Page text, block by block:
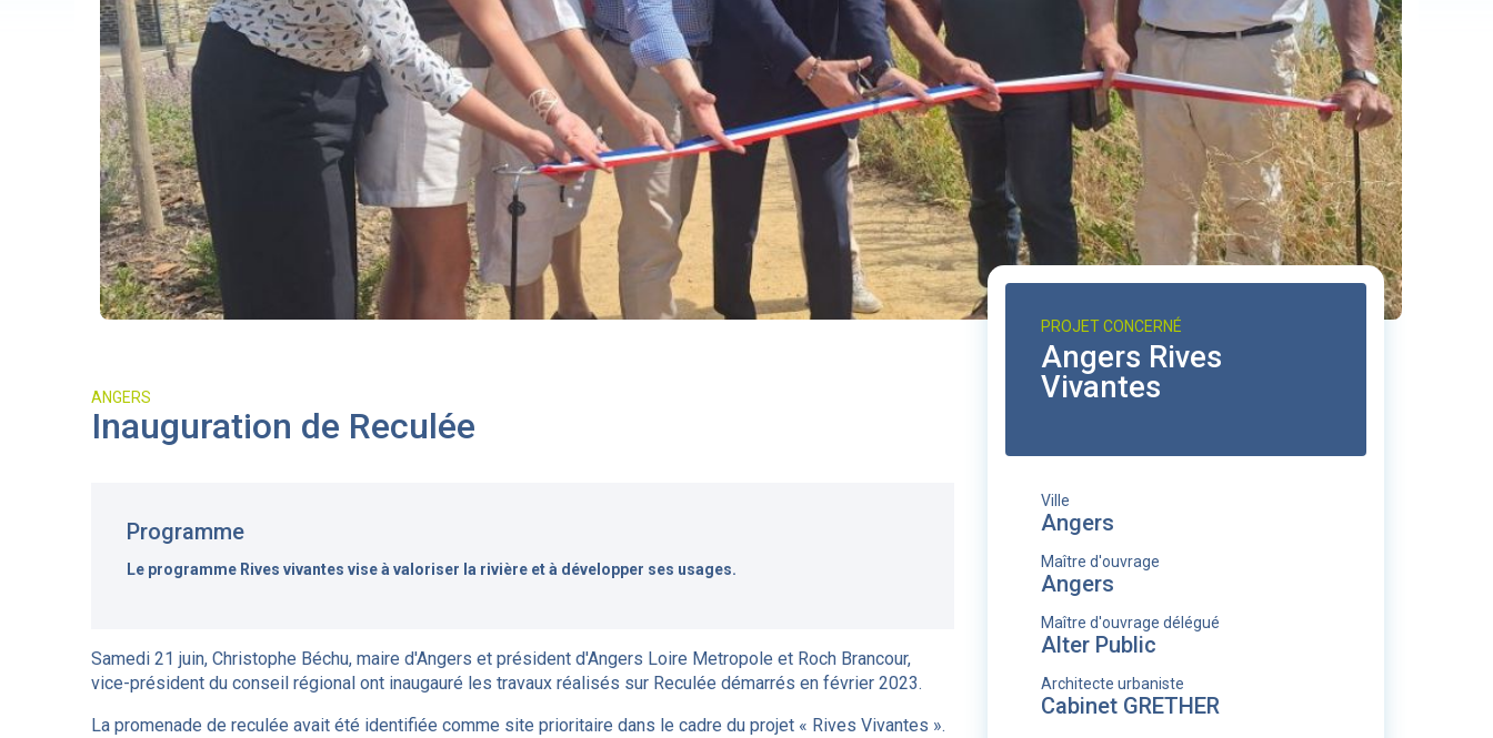
ANGERS
Inauguration de Reculée
Programme
Le programme Rives vivantes vise à valoriser la rivière et à développer ses usages.
Samedi 21 juin, Christophe Béchu, maire d'Angers et président d'Angers Loire Metropole et Roch Brancour,
vice-président du conseil régional ont inaugauré les travaux réalisés sur Reculée démarrés en février 2023.
La promenade de reculée avait été identifiée comme site prioritaire dans le cadre du projet « Rives Vivantes ».
PROJET CONCERNÉ
Angers Rives
Vivantes
Ville
Angers
Maître d'ouvrage
Angers
Maître d'ouvrage délégué
Alter Public
Architecte urbaniste
Cabinet GRETHER